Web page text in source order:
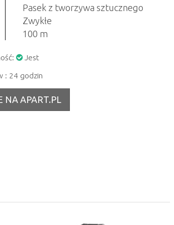
Pasek z tworzywa sztucznego
Zwykłe
100 m
Jest
: 24 godzin
NA APART.PL